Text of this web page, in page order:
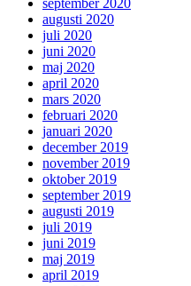
september 2020
augusti 2020
juli 2020
juni 2020
maj 2020
april 2020
mars 2020
februari 2020
januari 2020
december 2019
november 2019
oktober 2019
september 2019
augusti 2019
juli 2019
juni 2019
maj 2019
april 2019